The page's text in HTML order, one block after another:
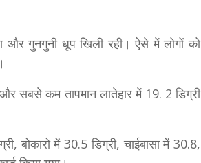
गुनगुनी धूप खिली रही। ऐसे में लोगों को
सबसे कम तापमान लातेहार में 19. 2 डिग्री
बोकारो में 30.5 डिग्री, चाईबासा में 30.8,